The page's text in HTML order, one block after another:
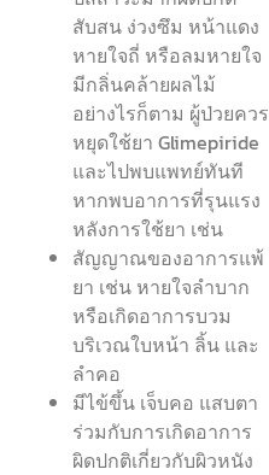
สับสน ง่วงซึม หน้าแดง
หายใจถี่ หรือลมหายใจ
มีกลิ่นคล้ายผลไม้
อย่างไรก็ตาม ผู้ป่วยควร
หยุดใช้ยา Glimepiride
และไปพบแพทย์ทันที
หากพบอาการที่รุนแรง
หลังการใช้ยา เช่น
สัญญาณของอาการแพ้
ยา เช่น หายใจลำบาก
หรือเกิดอาการบวม
บริเวณใบหน้า ลิ้น และ
ลำคอ
มีไข้ขึ้น เจ็บคอ แสบตา
ร่วมกับการเกิดอาการ
ผิดปกติเกี่ยวกับผิวหนัง